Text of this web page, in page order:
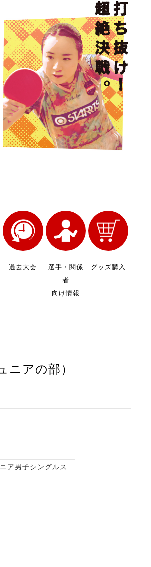
過去大会
選手・関係
者
向け情報
グッズ購入
ニアの部）
ア男子シングルス